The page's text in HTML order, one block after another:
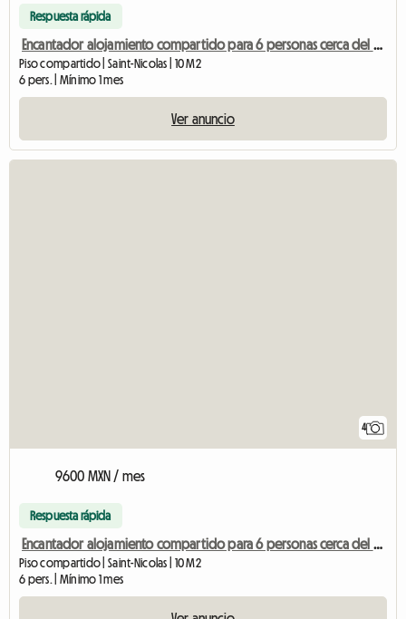
Respuesta rápida
Encantador alojamiento compartido para 6 personas cerca del centro de Lieja
Piso compartido | Saint-Nicolas | 10 M2
6 pers. | Mínimo 1 mes
Ver anuncio
4
9600 MXN / mes
Respuesta rápida
Encantador alojamiento compartido para 6 personas cerca del centro de Lieja
Piso compartido | Saint-Nicolas | 10 M2
6 pers. | Mínimo 1 mes